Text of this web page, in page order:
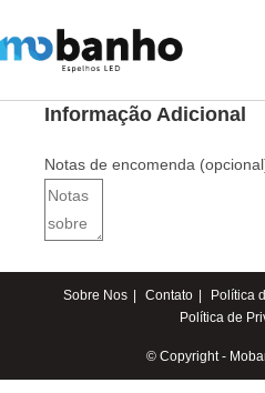
Informação Adicional
Notas de encomenda
Sobre Nos Contato
Política
Política de
© Copyright -